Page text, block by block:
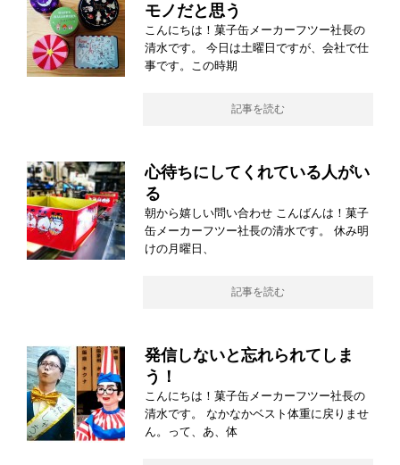
モノだと思う
こんにちは！菓子缶メーカーフツー社長の
清水です。 今日は土曜日ですが、会社で仕
事です。この時期
記事を読む
心待ちにしてくれている人がい
る
朝から嬉しい問い合わせ こんばんは！菓子
缶メーカーフツー社長の清水です。 休み明
けの月曜日、
記事を読む
発信しないと忘れられてしま
う！
こんにちは！菓子缶メーカーフツー社長の
清水です。 なかなかベスト体重に戻りませ
ん。って、あ、体